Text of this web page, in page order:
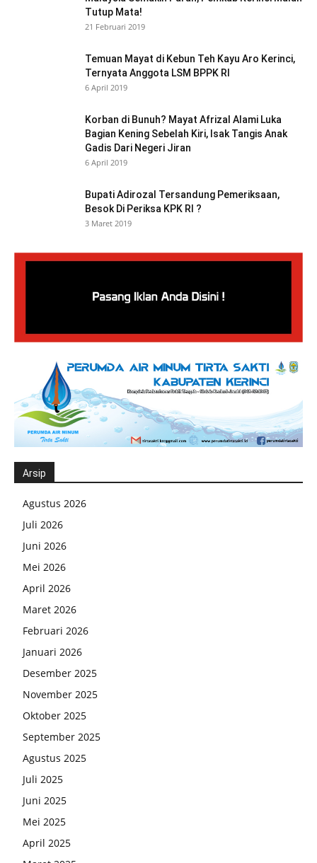
Tutup Mata!
21 Februari 2019
Temuan Mayat di Kebun Teh Kayu Aro Kerinci,
Ternyata Anggota LSM BPPK RI
6 April 2019
Korban di Bunuh? Mayat Afrizal Alami Luka
Bagian Kening Sebelah Kiri, Isak Tangis Anak
Gadis Dari Negeri Jiran
6 April 2019
Bupati Adirozal Tersandung Pemeriksaan,
Besok Di Periksa KPK RI ?
3 Maret 2019
Arsip
Agustus 2026
Juli 2026
Juni 2026
Mei 2026
April 2026
Maret 2026
Februari 2026
Januari 2026
Desember 2025
November 2025
Oktober 2025
September 2025
Agustus 2025
Juli 2025
Juni 2025
Mei 2025
April 2025